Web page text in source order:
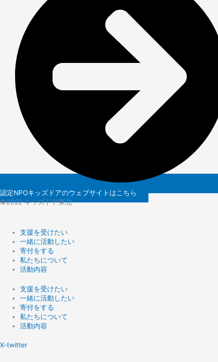
認定NPOキッズドアのウェブサイトはこちら
©️2022 キッズドア東北
支援を受けたい
一緒に活動したい
寄付をする
私たちについて
活動内容
支援を受けたい
一緒に活動したい
寄付をする
私たちについて
活動内容
X-twitter